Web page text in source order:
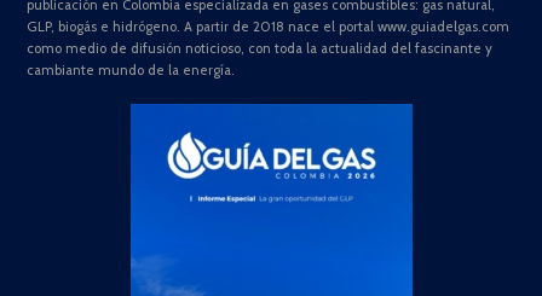
publicación en Colombia especializada en gases combustibles: gas natural,
GLP, biogás e hidrógeno. A partir de 2018 nace el portal www.guiadelgas.com
como medio de difusión noticioso, con toda la actualidad del fascinante y
cambiante mundo de la energía.